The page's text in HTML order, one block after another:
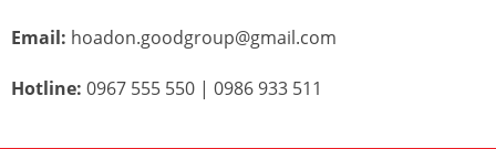
Email: hoadon.goodgroup@gmail.com
Hotline: 0967 555 550 | 0986 933 511